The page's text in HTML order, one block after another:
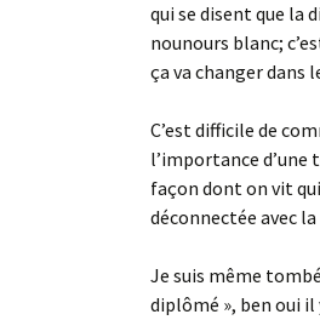
qui se disent que la
nounours blanc;
ça va changer dans
C’est difficile de
l’importance
façon dont on vit
déconnectée avec
Je suis même
diplômé », ben oui